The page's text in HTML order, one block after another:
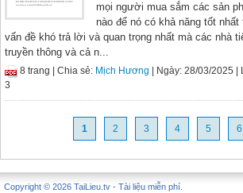
mọi người mua sắm các sản
nào để nó có khả năng tốt
vấn đề khó trả lời và quan trọng nhất mà các nhà
truyền thông và cả n...
8 trang | Chia sẻ: Mịch Hương | Ngày: 28/03/2025 |
3
1 2 3 4 5 6
Copyright © 2026 TaiLieu.tv - Tài liệu miễn phí.